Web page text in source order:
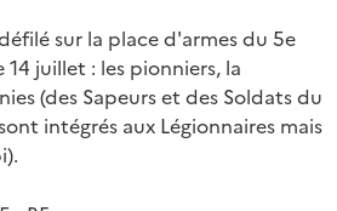
sur la place d'armes du 5e
juillet : les pionniers, la
(des Sapeurs et des Soldats du
intégrés aux Légionnaires mais